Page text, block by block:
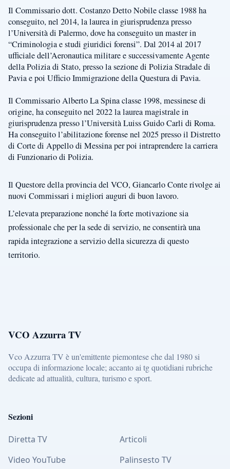
Il Commissario dott. Costanzo Detto Nobile classe 1988 ha
conseguito, nel 2014, la laurea in giurisprudenza presso
l’Università di Palermo, dove ha conseguito un master in
“Criminologia e studi giuridici forensi”. Dal 2014 al 2017
ufficiale dell’Aeronautica militare e successivamente Agente
della Polizia di Stato, presso la sezione di Polizia Stradale di
Pavia e poi Ufficio Immigrazione della Questura di Pavia.
Il Commissario Alberto La Spina classe 1998, messinese di
origine, ha conseguito nel 2022 la laurea magistrale in
giurisprudenza presso l’Università Luiss Guido Carli di Roma.
Ha conseguito l’abilitazione forense nel 2025 presso il Distretto
di Corte di Appello di Messina per poi intraprendere la carriera
di Funzionario di Polizia.
Il Questore della provincia del VCO, Giancarlo Conte rivolge ai
nuovi Commissari i migliori auguri di buon lavoro.
L’elevata preparazione nonché la forte motivazione sia
professionale che per la sede di servizio, ne consentirà una
rapida integrazione a servizio della sicurezza di questo
territorio.
VCO Azzurra TV
Vco Azzurra TV è un'emittente piemontese che dal 1980 si
occupa di informazione locale; accanto ai tg quotidiani rubriche
dedicate ad attualità, cultura, turismo e sport.
Sezioni
Diretta TV
Articoli
Video YouTube
Palinsesto TV